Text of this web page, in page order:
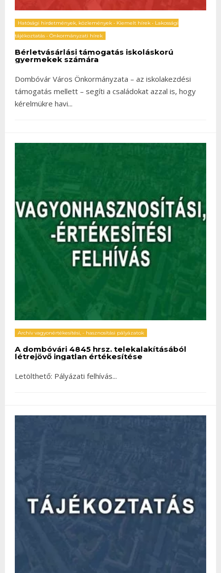
Hatósági hirdetmények, közlemények • Kiemelt hírek • Lakossági
tájékoztatás • Önkormányzati hírek
Bérletvásárlási támogatás iskoláskorú
gyermekek számára
Dombóvár Város Önkormányzata – az iskolakezdési
támogatás mellett – segíti a családokat azzal is, hogy
kérelmükre havi...
Archív vagyonértékesítési, - hasznosítási pályázatok
A dombóvári 4845 hrsz. telekalakításából
létrejövő ingatlan értékesítése
Letölthető: Pályázati felhívás...